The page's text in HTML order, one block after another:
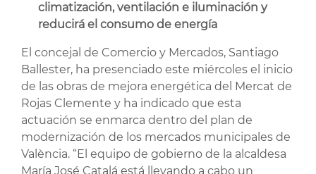
climatización, ventilación e iluminación y
reducirá el consumo de energía
El concejal de Comercio y Mercados, Santiago
Ballester, ha presenciado este miércoles el inicio
de las obras de mejora energética del Mercat de
Rojas Clemente y ha indicado que esta
actuación se enmarca dentro del plan de
modernización de los mercados municipales de
València. “El equipo de gobierno de la alcaldesa
María José Catalá está llevando a cabo un